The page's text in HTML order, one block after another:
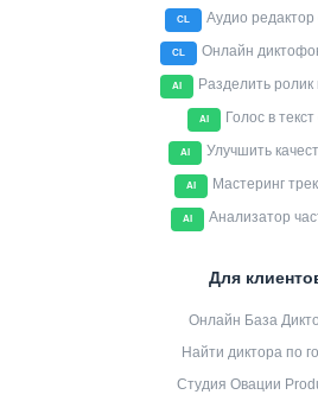
CL Аудио
CL Онлайн
AI Разделить
AI Голос в
AI Улучшить
AI Мастеринг
AI Анализатор
Для
Онлайн База
Найти диктора по
Студия Овации